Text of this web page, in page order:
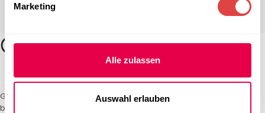
Marketing
Alle zulassen
Auswahl erlauben
Gastro Uzal – Ihr Spezialist für Gastronomiemöbel und -textilien. Wir
bieten maßgeschneiderte Lösungen für Restaurants, Hotels und